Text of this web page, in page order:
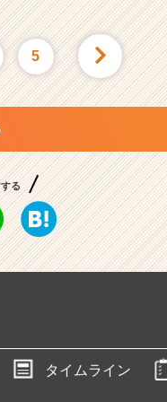
5
る
タイムライン